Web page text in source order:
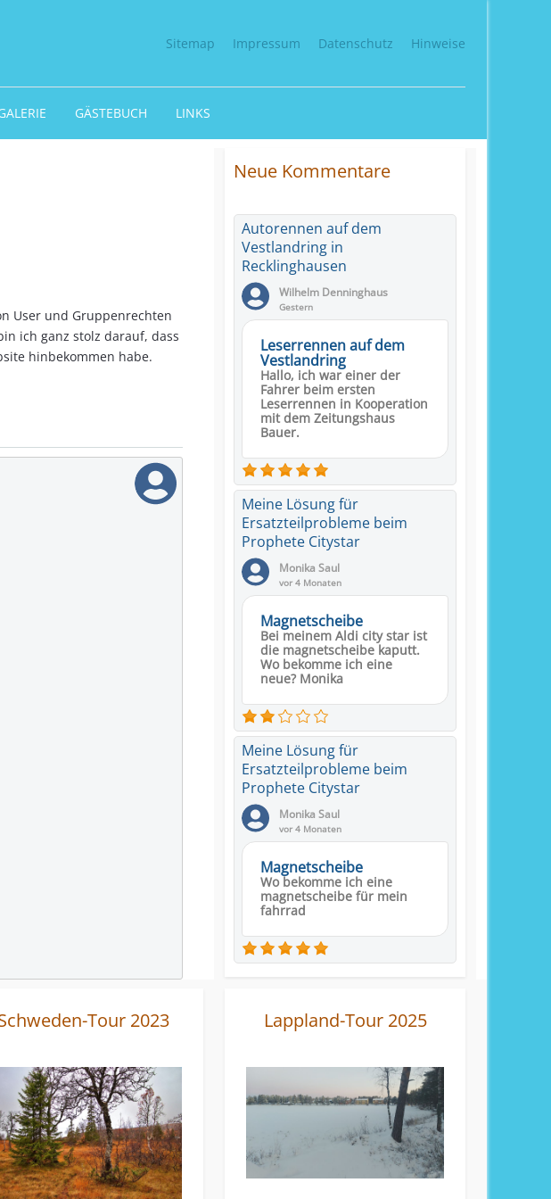
Sitemap Impressum Datenschutz Hinweise
GÄSTEBUCH LINKS
User und Gruppenrechten
ich ganz stolz darauf, dass
hinbekommen habe.
Neue Kommentare
Autorennen auf dem
Vestlandring in
Recklinghausen
Wilhelm Denninghaus
Gestern
Leserrennen auf dem
Vestlandring
Hallo, ich war einer der
Fahrer beim ersten
Leserrennen in Kooperation
mit dem Zeitungshaus
Bauer.
Meine Lösung für
Ersatzteilprobleme beim
Prophete Citystar
Monika Saul
vor 4 Monaten
Magnetscheibe
Bei meinem Aldi city star ist
die magnetscheibe kaputt.
Wo bekomme ich eine
neue? Monika
Meine Lösung für
Ersatzteilprobleme beim
Prophete Citystar
Monika Saul
vor 4 Monaten
Magnetscheibe
Wo bekomme ich eine
magnetscheibe für mein
fahrrad
Tour 2023 Lappland-Tour 2025